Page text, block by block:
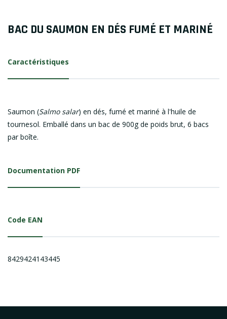
BAC DU SAUMON EN DÉS FUMÉ ET MARINÉ
Caractéristiques
Saumon (Salmo salar) en dés, fumé et mariné à l'huile de
tournesol. Emballé dans un bac de 900g de poids brut, 6 bacs
par boîte.
Documentation PDF
Code EAN
8429424143445